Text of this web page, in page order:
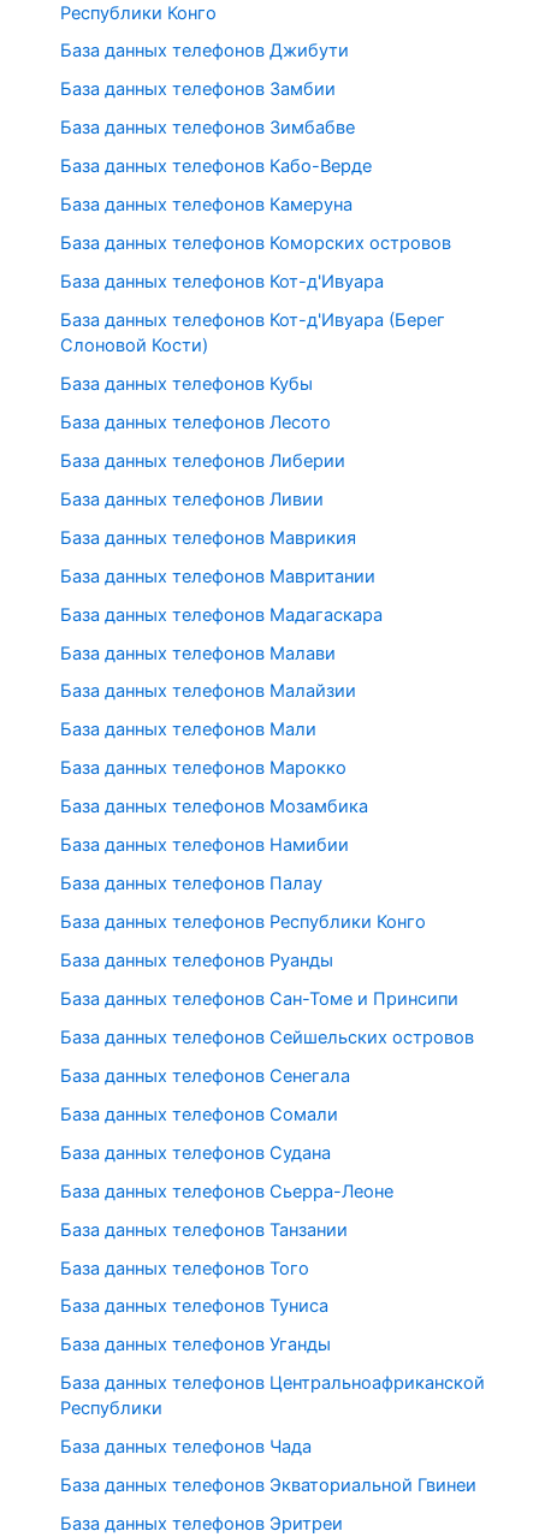
Республики Конго
База данных телефонов Джибути
База данных телефонов Замбии
База данных телефонов Зимбабве
База данных телефонов Кабо-Верде
База данных телефонов Камеруна
База данных телефонов Коморских островов
База данных телефонов Кот-д'Ивуара
База данных телефонов Кот-д'Ивуара (Берег
Слоновой Кости)
База данных телефонов Кубы
База данных телефонов Лесото
База данных телефонов Либерии
База данных телефонов Ливии
База данных телефонов Маврикия
База данных телефонов Мавритании
База данных телефонов Мадагаскара
База данных телефонов Малави
База данных телефонов Малайзии
База данных телефонов Мали
База данных телефонов Марокко
База данных телефонов Мозамбика
База данных телефонов Намибии
База данных телефонов Палау
База данных телефонов Республики Конго
База данных телефонов Руанды
База данных телефонов Сан-Томе и Принсипи
База данных телефонов Сейшельских островов
База данных телефонов Сенегала
База данных телефонов Сомали
База данных телефонов Судана
База данных телефонов Сьерра-Леоне
База данных телефонов Танзании
База данных телефонов Того
База данных телефонов Туниса
База данных телефонов Уганды
База данных телефонов Центральноафриканской
Республики
База данных телефонов Чада
База данных телефонов Экваториальной Гвинеи
База данных телефонов Эритреи